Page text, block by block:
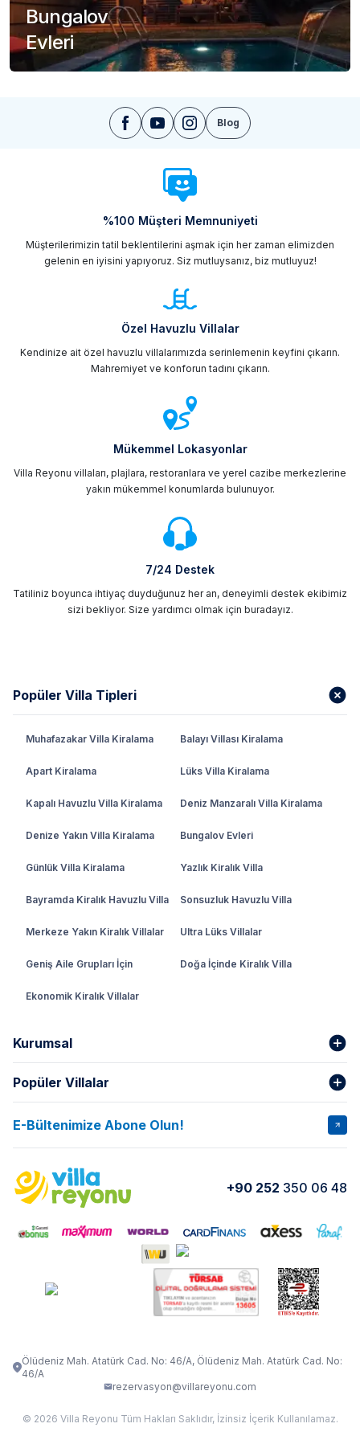
Bungalov
Evleri
Blog
%100 Müşteri Memnuniyeti
Müşterilerimizin tatil beklentilerini aşmak için her zaman elimizden
gelenin en iyisini yapıyoruz. Siz mutluysanız, biz mutluyuz!
Özel Havuzlu Villalar
Kendinize ait özel havuzlu villalarımızda serinlemenin keyfini çıkarın.
Mahremiyet ve konforun tadını çıkarın.
Mükemmel Lokasyonlar
Villa Reyonu villaları, plajlara, restoranlara ve yerel cazibe merkezlerine
yakın mükemmel konumlarda bulunuyor.
7/24 Destek
Tatiliniz boyunca ihtiyaç duyduğunuz her an, deneyimli destek ekibimiz
sizi bekliyor. Size yardımcı olmak için buradayız.
Popüler Villa Tipleri
Muhafazakar Villa Kiralama Balayı Villası Kiralama
Apart Kiralama Lüks Villa Kiralama
Kapalı Havuzlu Villa Kiralama Deniz Manzaralı Villa Kiralama
Denize Yakın Villa Kiralama Bungalov Evleri
Günlük Villa Kiralama Yazlık Kiralık Villa
Bayramda Kiralık Havuzlu Villa Sonsuzluk Havuzlu Villa
Merkeze Yakın Kiralık Villalar Ultra Lüks Villalar
Geniş Aile Grupları İçin Doğa İçinde Kiralık Villa
Ekonomik Kiralık Villalar
Kurumsal
Hakkımızda
İptal Şartları Banka Hesapları
Kurumsal Blog
Yorumlar Nasıl Kiralarım
Popüler Villalar
VİLLA SALKIM VİLLA SLAY 1
VİLLA OLENNA 1 VİLLA MERT
VILLA ADRIMA 1
VİLLA TİAMO VİLLA ZEYTİN DALI
VILLA ELMALI
E-Bültenimize Abone Olun!
+90 252 350 06 48
Ölüdeniz Mah. Atatürk Cad. No: 46/A, Ölüdeniz Mah. Atatürk Cad. No:
46/A
rezervasyon@villareyonu.com
© 2026 Villa Reyonu Tüm Hakları Saklıdır, İzinsiz İçerik Kullanılamaz.